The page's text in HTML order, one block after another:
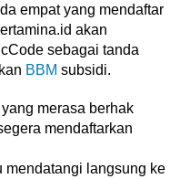
empat yang mendaftar
akan
sebagai tanda
BBM subsidi.
merasa berhak
mendaftarkan
mendatangi langsung ke